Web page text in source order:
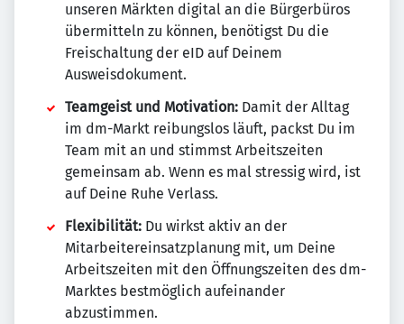
unseren Märkten digital an die Bürgerbüros
übermitteln zu können, benötigst Du die
Freischaltung der eID auf Deinem
Ausweisdokument.
Teamgeist und Motivation: Damit der Alltag
im dm-Markt reibungslos läuft, packst Du im
Team mit an und stimmst Arbeitszeiten
gemeinsam ab. Wenn es mal stressig wird, ist
auf Deine Ruhe Verlass.
Flexibilität: Du wirkst aktiv an der
Mitarbeitereinsatzplanung mit, um Deine
Arbeitszeiten mit den Öffnungszeiten des dm-
Marktes bestmöglich aufeinander
abzustimmen.